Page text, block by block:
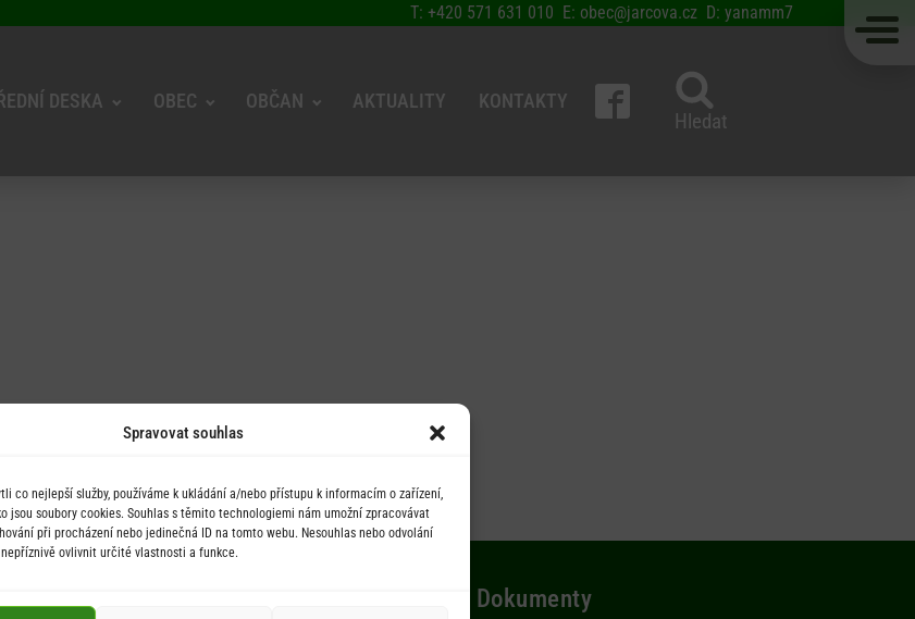
Spravovat souhlas
co nejlepší služby, používáme k ukládání a/nebo přístupu k informacím o zařízení,
jsou soubory cookies. Souhlas s těmito technologiemi nám umožní zpracovávat
při procházení nebo jedinečná ID na tomto webu. Nesouhlas nebo odvolání
ovlivnit určité vlastnosti a funkce.
T: +420 571 631 010 E: obec@jarcova.cz D: yanamm7
DESKA OBEC OBČAN AKTUALITY KONTAKTY
Hledat
Menu Dokumenty